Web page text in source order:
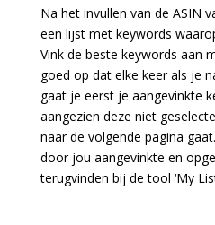
Na het invullen van de ASIN
een lijst met keywords
Vink de beste keywords aan
goed op dat elke keer als je
gaat je eerst je aangevinkte
aangezien deze niet
naar de volgende pagina
door jou aangevinkte en
terugvinden bij de tool ‘My